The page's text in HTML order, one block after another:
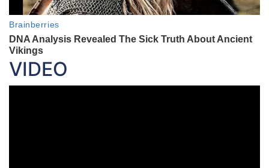
VIDEO